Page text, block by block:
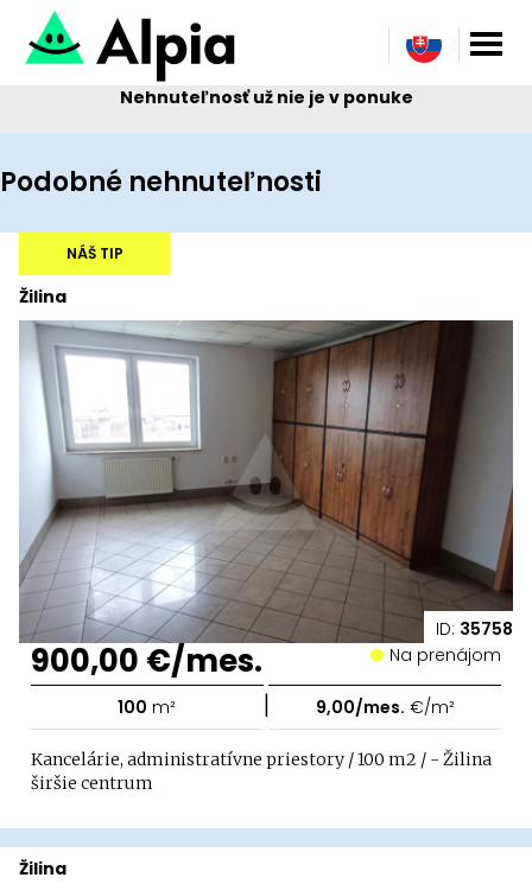
Nehnuteľnosť už nie je v ponuke
Podobné nehnuteľnosti
ID: 35758
Žilina
NÁŠ TIP
900,00 €/mes. Na prenájom
100 m² | 9,00/mes. €/m²
Kancelárie, administratívne priestory / 100 m2 / - Žilina
širšie centrum
Žilina